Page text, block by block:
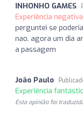
INHONHO GAMES
Experiência
perguntei se
nao. agora um dia
a passagem
João Paulo
Experiência
Esta opinião foi